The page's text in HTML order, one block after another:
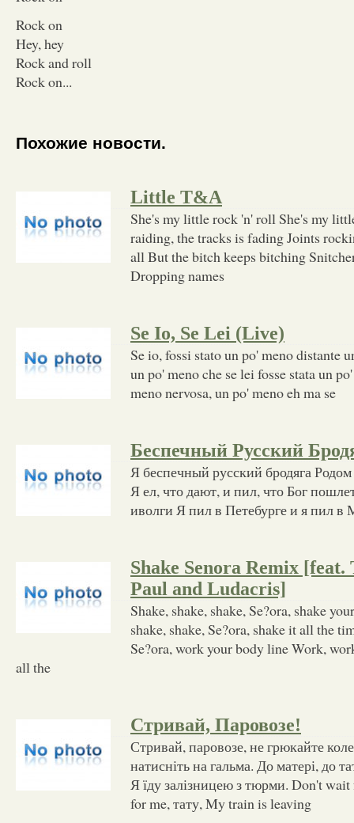
Rock on
Hey, hey
Rock and roll
Rock on...
Похожие новости.
Little T&A
She's my little rock 'n' roll She's my
raiding, the tracks is fading Joints
all But the bitch keeps bitching
Dropping names
Se Io, Se Lei (Live)
Se io, fossi stato un po' meno distante
un po' meno che se lei fosse stata un
meno nervosa, un po' meno eh ma se
Беспечный Русский
Я беспечный русский бродяга
Я ел, что дают, и пил, что Бог
иволги Я пил в Петебурге и я пил в
Shake Senora Remix [feat.
Paul and Ludacris]
Shake, shake, shake, Se?ora, shake
shake, shake, Se?ora, shake it all the
Se?ora, work your body line Work,
all the
Стривай, Паровозе!
Стривай, паровозе, не грюкайте
натисніть на гальма. До матері, до
Я їду залізницею з тюрми. Don't
for me, тату, My train is leaving